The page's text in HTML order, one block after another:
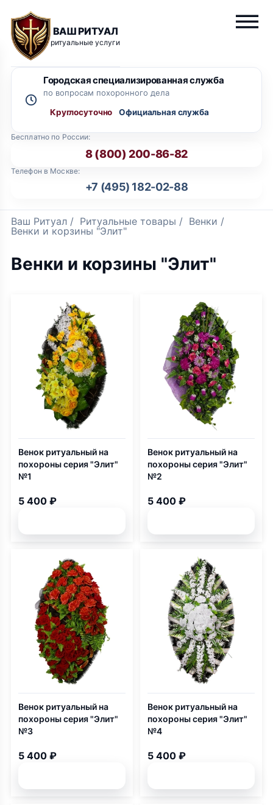
ВАШ РИТУАЛ
ритуальные услуги
Бесплатно по России:
8 (800) 200-86-82
Телефон в Москве:
+7 (495) 182-02-88
Городская специализированная служба
по вопросам похоронного дела
Круглосуточно
Ваш Ритуал / Ритуальные товары / Венки /
Венки и корзины "Элит"
Венки и корзины "Элит"
Венок ритуальный на
похороны серия "Элит"
№1
5 400 ₽
Венок ритуальный на
похороны серия "Элит"
№2
5 400 ₽
Венок ритуальный на
похороны серия "Элит"
№3
5 400 ₽
Венок ритуальный на
похороны серия "Элит"
№4
5 400 ₽